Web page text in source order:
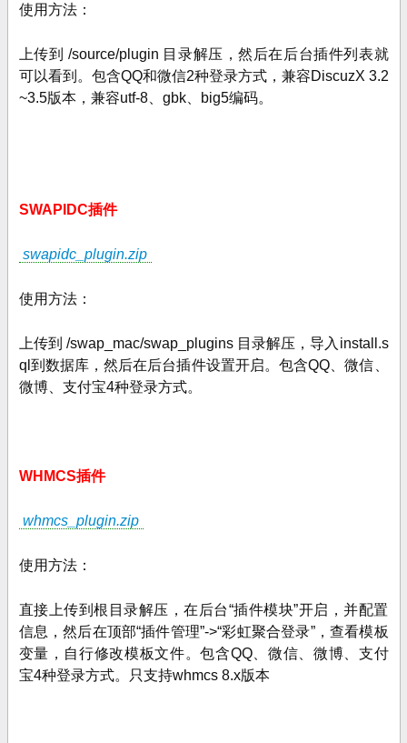
使用方法：
上传到 /source/plugin 目录解压，然后在后台插件列表就
可以看到。包含QQ和微信2种登录方式，兼容DiscuzX 3.2
~3.5版本，兼容utf-8、gbk、big5编码。
SWAPIDC插件
swapidc_plugin.zip
使用方法：
上传到 /swap_mac/swap_plugins 目录解压，导入install.s
ql到数据库，然后在后台插件设置开启。包含QQ、微信、
微博、支付宝4种登录方式。
WHMCS插件
whmcs_plugin.zip
使用方法：
直接上传到根目录解压，在后台“插件模块”开启，并配置
信息，然后在顶部“插件管理”->“彩虹聚合登录”，查看模板
变量，自行修改模板文件。包含QQ、微信、微博、支付
宝4种登录方式。只支持whmcs 8.x版本